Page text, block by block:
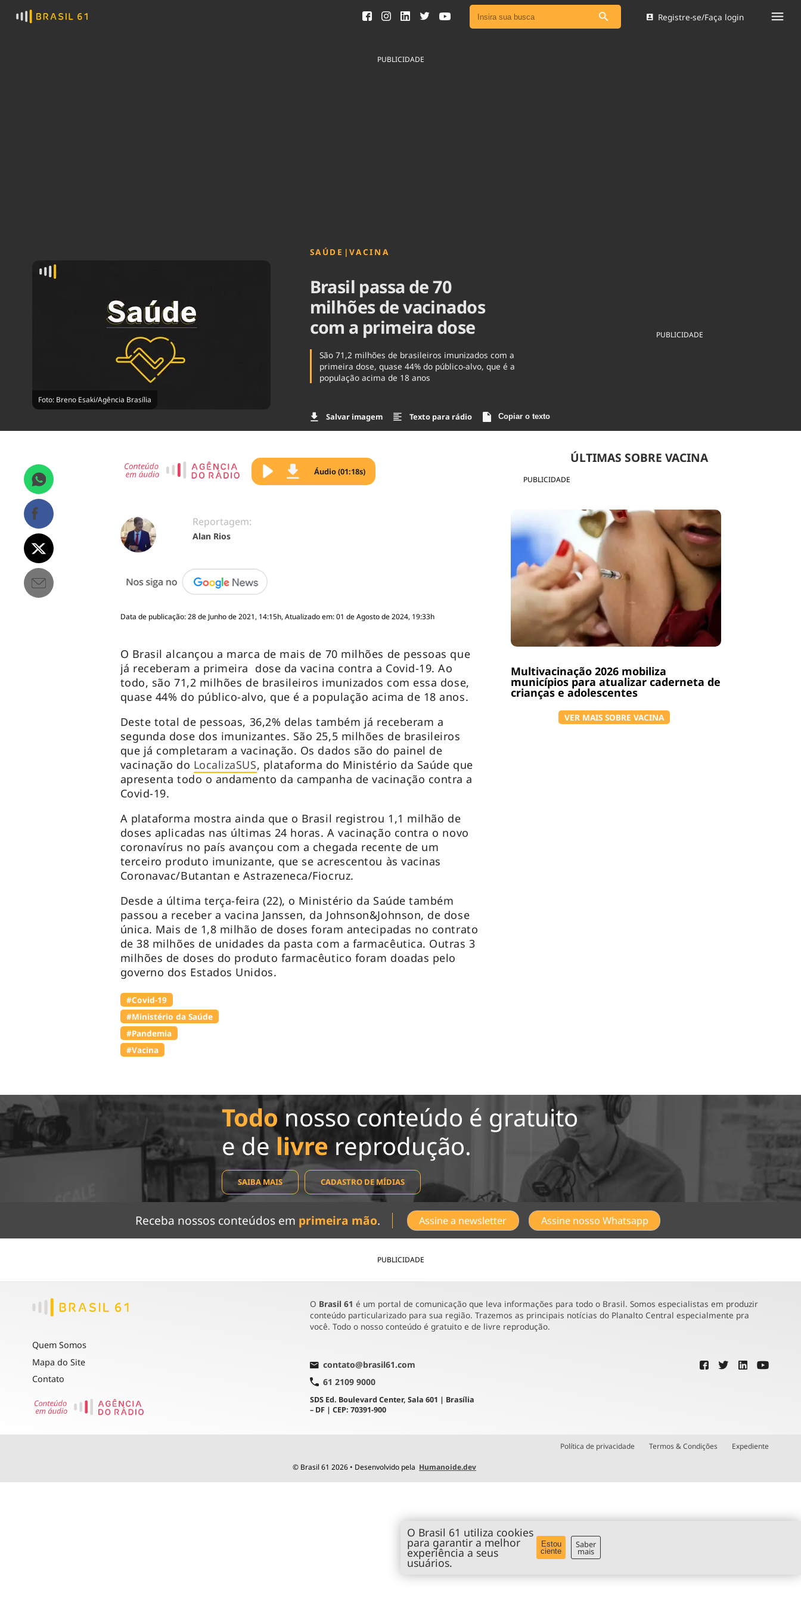
Ver todas as notícias
Registre-se/Faça login
PUBLICIDADE
Foto: Breno Esaki/Agência Brasília
SAÚDE |VACINA
Brasil passa de 70
milhões de vacinados
com a primeira dose
São 71,2 milhões de brasileiros imunizados com a
primeira dose, quase 44% do público-alvo, que é a
população acima de 18 anos
Salvar imagem Texto para rádio Copiar o texto
PUBLICIDADE
PUBLICIDADE
ÚLTIMAS SOBRE VACINA
Multivacinação 2026 mobiliza
municípios para atualizar caderneta de
crianças e adolescentes
VER MAIS SOBRE VACINA
Áudio (01:18s)
Reportagem:
Alan Rios
Data de publicação: 28 de Junho de 2021, 14:15h, Atualizado em: 01 de Agosto de 2024, 19:33h
O Brasil alcançou a marca de mais de 70 milhões de pessoas que
já receberam a primeira dose da vacina contra a Covid-19. Ao
todo, são 71,2 milhões de brasileiros imunizados com essa dose,
quase 44% do público-alvo, que é a população acima de 18 anos.
Deste total de pessoas, 36,2% delas também já receberam a
segunda dose dos imunizantes. São 25,5 milhões de brasileiros
que já completaram a vacinação. Os dados são do painel de
vacinação do LocalizaSUS, plataforma do Ministério da Saúde que
apresenta todo o andamento da campanha de vacinação contra a
Covid-19.
A plataforma mostra ainda que o Brasil registrou 1,1 milhão de
doses aplicadas nas últimas 24 horas. A vacinação contra o novo
coronavírus no país avançou com a chegada recente de um
terceiro produto imunizante, que se acrescentou às vacinas
Coronavac/Butantan e Astrazeneca/Fiocruz.
Desde a última terça-feira (22), o Ministério da Saúde também
passou a receber a vacina Janssen, da Johnson&Johnson, de dose
única. Mais de 1,8 milhão de doses foram antecipadas no contrato
de 38 milhões de unidades da pasta com a farmacêutica. Outras 3
milhões de doses do produto farmacêutico foram doadas pelo
governo dos Estados Unidos.
#Covid-19
#Ministério da Saúde
#Pandemia
#Vacina
Todonosso conteúdo é gratuito
e de livre reprodução.
SAIBA MAIS CADASTRO DE MÍDIAS
Receba nossos conteúdos em primeira mão. Assine a newsletter Assine nosso Whatsapp
PUBLICIDADE
Quem Somos
Mapa do Site
Contato
O Brasil 61 é um portal de comunicação que leva informações para todo o Brasil. Somos especialistas em produzir
conteúdo particularizado para sua região. Trazemos as principais notícias do Planalto Central especialmente pra
você. Todo o nosso conteúdo é gratuito e de livre reprodução.
contato@brasil61.com
61 2109 9000
SDS Ed. Boulevard Center, Sala 601 | Brasília
– DF | CEP: 70391-900
Política de privacidade Termos & Condições Expediente
© Brasil 61 2026 • Desenvolvido pela Humanoide.dev
O Brasil 61 utiliza cookies
para garantir a melhor
experiência a seus
usuários.
Estou
ciente
Saber
mais